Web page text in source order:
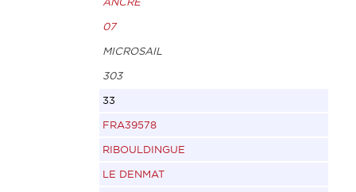
07
MICROSAIL
303
33
FRA39578
RIBOULDINGUE
LE DENMAT